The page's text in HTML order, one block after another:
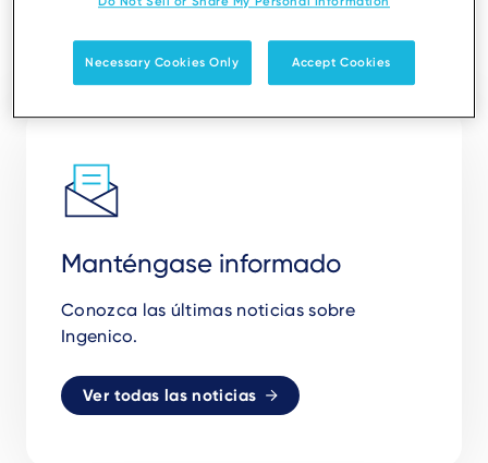
Manténgase informado
Conozca las últimas noticias sobre
Ingenico.
Ver todas las noticias
Necessary Cookies Only Accept Cookies